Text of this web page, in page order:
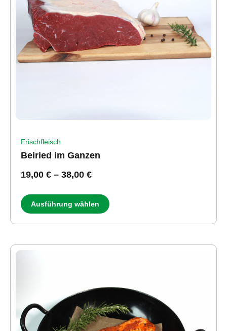
Frischfleisch
Beiried im Ganzen
19,00 € – 38,00 €
Ausführung wählen